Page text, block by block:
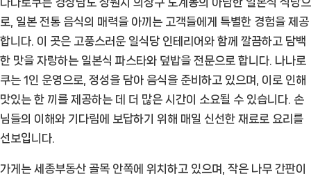
로, 일본 전통 음식의 매력을 아끼는 고객들에게 특별한 경험을 제공
합니다. 이 곳은 고풍스러운 일식당 인테리어와 함께 깔끔하고 담백
한 맛을 자랑하는 일본식 파스타와 덮밥을 전문으로 합니다. 나나로
쿠는 1인 운영으로, 정성을 담아 음식을 준비하고 있으며, 이로 인해
맛있는 한 끼를 제공하는 데 더 많은 시간이 소요될 수 있습니다. 손
님들의 이해와 기다림에 보답하기 위해 매일 신선한 재료로 요리를
선보입니다.
가게는 세종부동산 골목 안쪽에 위치하고 있으며, 작은 나무 간판이